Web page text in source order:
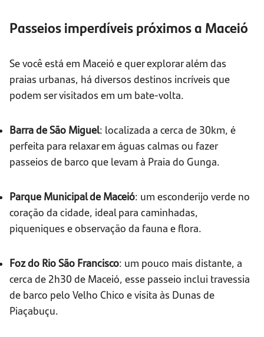
Passeios imperdíveis próximos a Maceió
Se você está em Maceió e quer explorar além das
praias urbanas, há diversos destinos incríveis que
podem ser visitados em um bate-volta.
Barra de São Miguel: localizada a cerca de 30km, é
perfeita para relaxar em águas calmas ou fazer
passeios de barco que levam à Praia do Gunga.
Parque Municipal de Maceió: um esconderijo verde no
coração da cidade, ideal para caminhadas,
piqueniques e observação da fauna e flora.
Foz do Rio São Francisco: um pouco mais distante, a
cerca de 2h30 de Maceió, esse passeio inclui travessia
de barco pelo Velho Chico e visita às Dunas de
Piaçabuçu.